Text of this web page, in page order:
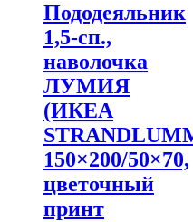
Пододеяльник
1,5-сп.,
наволочка
ЛУМИЯ
(ИКЕА
150×200/50×70,
цветочный
принт